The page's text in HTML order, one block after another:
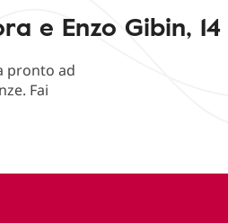
e Enzo Gibin, 14
pronto ad
Fai